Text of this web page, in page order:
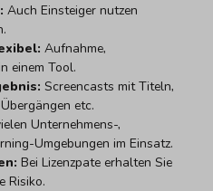
Auch Einsteiger nutzen
Aufnahme,
einem Tool.
Screencasts mit Titeln,
etc.
Unternehmens-,
Umgebungen im Einsatz.
Bei Lizenzpate erhalten Sie
Risiko.